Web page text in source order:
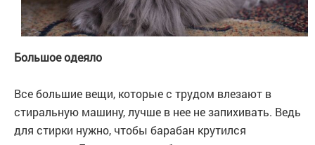
Большое одеяло
Все большие вещи, которые с трудом влезают в
стиральную машину, лучше в нее не запихивать. Ведь
для стирки нужно, чтобы барабан крутился